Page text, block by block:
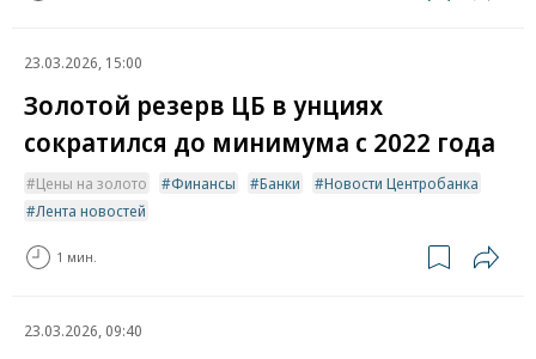
23.03.2026, 15:00
Золотой резерв ЦБ в унциях
сократился до минимума с 2022 года
Цены на золото Финансы Банки
Новости Центробанка
Лента новостей
1 мин.
23.03.2026, 09:40